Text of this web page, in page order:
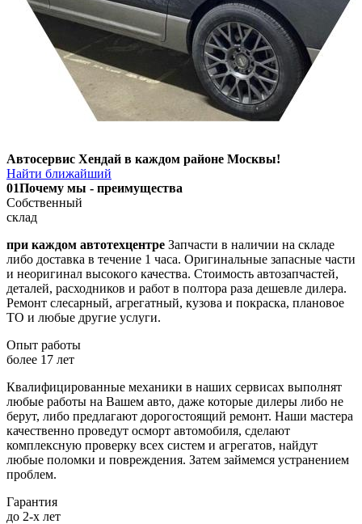
Автосервис Хендай в каждом районе Москвы!
Найти ближайший
01Почему мы - преимущества
Собственный
склад
при каждом автотехцентре Запчасти в наличии на складе
либо доставка в течение 1 часа. Оригинальные запасные части
и неоригинал высокого качества. Стоимость автозапчастей,
деталей, расходников и работ в полтора раза дешевле дилера.
Ремонт слесарный, агрегатный, кузова и покраска, плановое
ТО и любые другие услуги.
Опыт работы
более 17 лет
Квалифицированные механики в наших сервисах выполнят
любые работы на Вашем авто, даже которые дилеры либо не
берут, либо предлагают дорогостоящий ремонт. Наши мастера
качественно проведут осморт автомобиля, сделают
комплексную проверку всех систем и агрегатов, найдут
любые поломки и повреждения. Затем займемся устранением
проблем.
Гарантия
до 2-х лет